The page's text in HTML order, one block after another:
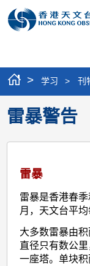
> 学习 > 刊
雷暴警告
雷暴
雷暴是香港春
月，天文台平均
大多数雷暴由
直径只有数公
一座塔。单块积